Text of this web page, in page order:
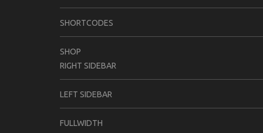
SHORTCODES
SHOP
RIGHT SIDEBAR
LEFT SIDEBAR
FULLWIDTH